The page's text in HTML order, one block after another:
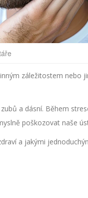
záležitostem nebo
a dásní. Během
poškozovat naše
a jakými